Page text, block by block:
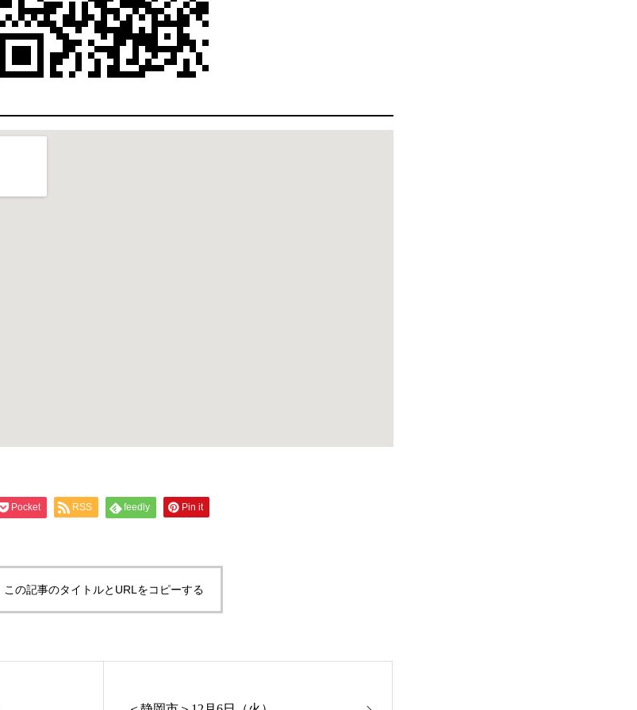
Pocket RSS feedly Pin it
この記事のタイトルとURLをコピーする